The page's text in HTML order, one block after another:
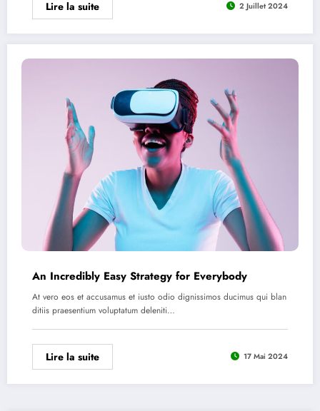
Lire la suite 2 Juillet 2024
An Incredibly Easy Strategy for Everybody
At vero eos et accusamus et iusto odio dignissimos ducimus qui blan
ditiis praesentium voluptatum deleniti…
Lire la suite 17 Mai 2024